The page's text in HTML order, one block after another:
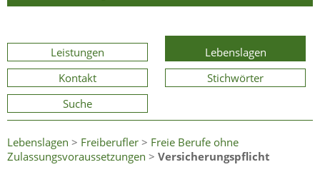
Leistungen
Lebenslagen
Kontakt
Stichwörter
Suche
Lebenslagen > Freiberufler > Freie Berufe ohne
Zulassungsvoraussetzungen > Versicherungspflicht